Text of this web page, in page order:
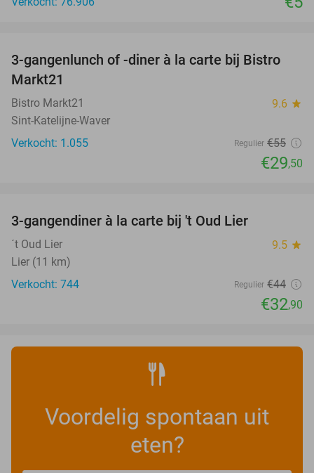
46%
3-gangenlunch of -diner à la carte bij Bistro
Markt21
Bistro Markt21 9.6 star
Sint-Katelijne-Waver
Verkocht: 1.055
Regulier €55
€29,50
3-gangendiner à la carte bij 't Oud Lier
´t Oud Lier 9.5 star
Lier (11 km)
Verkocht: 744
Regulier €44
€32,90
Voordelig spontaan uit
eten?